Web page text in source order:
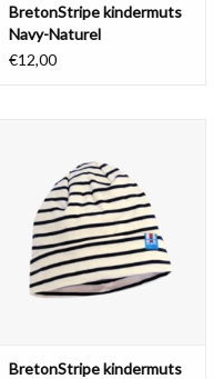
BretonStripe kindermuts
Navy-Naturel
€12,00
BretonStripe kindermuts